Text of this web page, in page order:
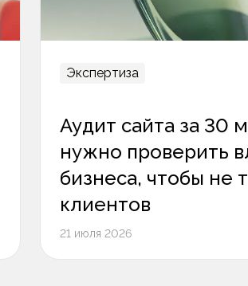
Экспертиза
Аудит сайта за 30
нужно проверить
бизнеса, чтобы не
клиентов
21 июля 2026